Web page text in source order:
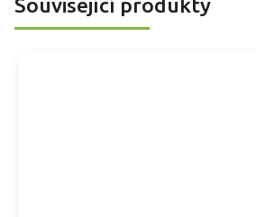
Související produkty